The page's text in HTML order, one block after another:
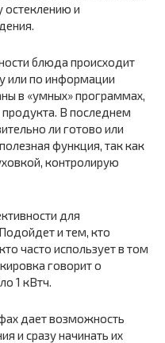
остеклению и
блюда происходит
или по информации
в «умных‎» программах,
продукта. В последнем
ли готово или
функция, так как
контролирую
для
и тем, кто
часто использует в том
говорит о
1 кВтч.
дает возможность
и сразу начинать их